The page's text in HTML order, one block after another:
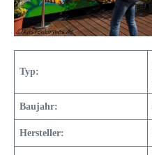
Typ:
Baujahr:
Hersteller: